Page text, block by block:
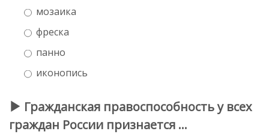
мозаика
фреска
панно
иконопись
Гражданская правоспособность у всех
граждан России признается …